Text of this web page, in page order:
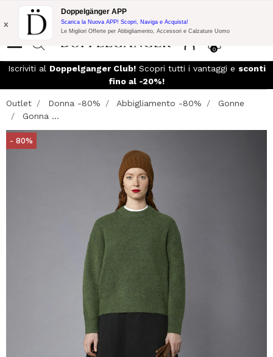
Promo Flash:
10% di Extra Sconto su 300€ di Acquisto con codice:
DOPPEL300
0
x
Doppelgänger APP
Scarica la Nuova APP! Scopri, Naviga e Acquista!
Le Migliori Offerte per Abbigliamento, Accessori e Calzature Uomo
Iscriviti al Doppelganger Club!Scopri tutti i vantaggi e sconti
fino al -20%!
Outlet Donna -80% Abbigliamento -80%
Gonne
Gonna ...
- 80%